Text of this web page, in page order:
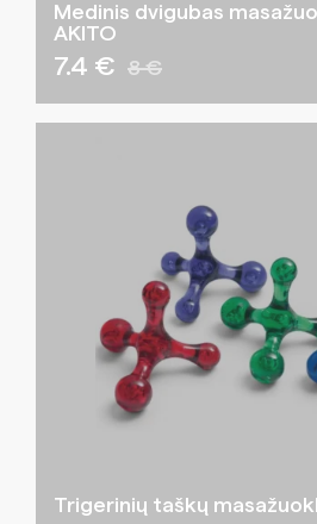
Medinis dvigubas
AKITO
7.4 € 8 €
Trigerinių taškų